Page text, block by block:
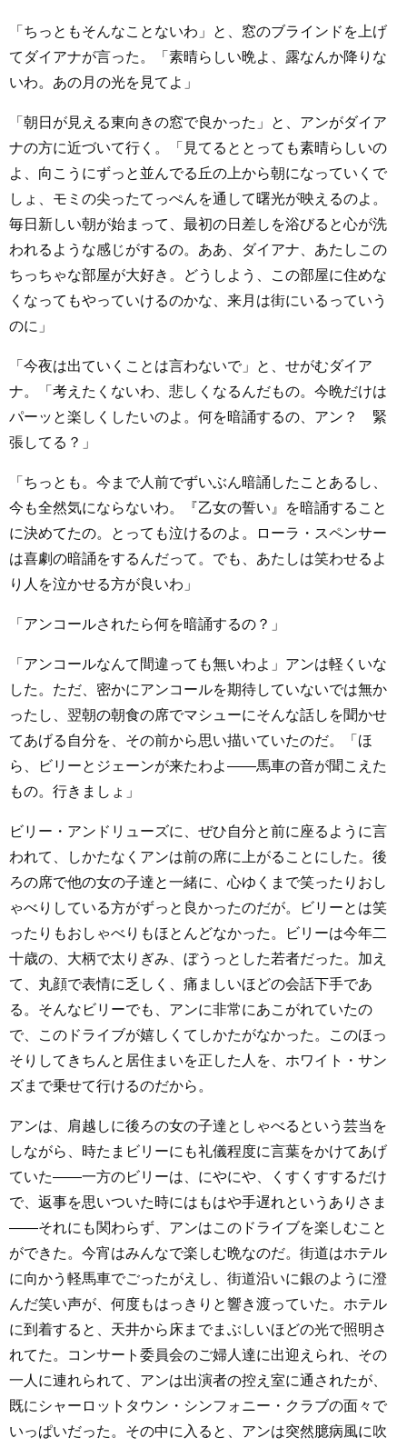
「ちっともそんなことないわ」と、窓のブラインドを上げ
てダイアナが言った。「素晴らしい晩よ、露なんか降りな
いわ。あの月の光を見てよ」
「朝日が見える東向きの窓で良かった」と、アンがダイア
ナの方に近づいて行く。「見てるととっても素晴らしいの
よ、向こうにずっと並んでる丘の上から朝になっていくで
しょ、モミの尖ったてっぺんを通して曙光が映えるのよ。
毎日新しい朝が始まって、最初の日差しを浴びると心が洗
われるような感じがするの。ああ、ダイアナ、あたしこの
ちっちゃな部屋が大好き。どうしよう、この部屋に住めな
くなってもやっていけるのかな、来月は街にいるっていう
のに」
「今夜は出ていくことは言わないで」と、せがむダイア
ナ。「考えたくないわ、悲しくなるんだもの。今晩だけは
パーッと楽しくしたいのよ。何を暗誦するの、アン？ 緊
張してる？」
「ちっとも。今まで人前でずいぶん暗誦したことあるし、
今も全然気にならないわ。『乙女の誓い』を暗誦すること
に決めてたの。とっても泣けるのよ。ローラ・スペンサー
は喜劇の暗誦をするんだって。でも、あたしは笑わせるよ
り人を泣かせる方が良いわ」
「アンコールされたら何を暗誦するの？」
「アンコールなんて間違っても無いわよ」アンは軽くいな
した。ただ、密かにアンコールを期待していないでは無か
ったし、翌朝の朝食の席でマシューにそんな話しを聞かせ
てあげる自分を、その前から思い描いていたのだ。「ほ
ら、ビリーとジェーンが来たわよ――馬車の音が聞こえた
もの。行きましょ」
ビリー・アンドリューズに、ぜひ自分と前に座るように言
われて、しかたなくアンは前の席に上がることにした。後
ろの席で他の女の子達と一緒に、心ゆくまで笑ったりおし
ゃべりしている方がずっと良かったのだが。ビリーとは笑
ったりもおしゃべりもほとんどなかった。ビリーは今年二
十歳の、大柄で太りぎみ、ぼうっとした若者だった。加え
て、丸顔で表情に乏しく、痛ましいほどの会話下手であ
る。そんなビリーでも、アンに非常にあこがれていたの
で、このドライブが嬉しくてしかたがなかった。このほっ
そりしてきちんと居住まいを正した人を、ホワイト・サン
ズまで乗せて行けるのだから。
アンは、肩越しに後ろの女の子達としゃべるという芸当を
しながら、時たまビリーにも礼儀程度に言葉をかけてあげ
ていた――一方のビリーは、にやにや、くすくすするだけ
で、返事を思いついた時にはもはや手遅れというありさま
――それにも関わらず、アンはこのドライブを楽しむこと
ができた。今宵はみんなで楽しむ晩なのだ。街道はホテル
に向かう軽馬車でごったがえし、街道沿いに銀のように澄
んだ笑い声が、何度もはっきりと響き渡っていた。ホテル
に到着すると、天井から床までまぶしいほどの光で照明さ
れてた。コンサート委員会のご婦人達に出迎えられ、その
一人に連れられて、アンは出演者の控え室に通されたが、
既にシャーロットタウン・シンフォニー・クラブの面々で
いっぱいだった。その中に入ると、アンは突然臆病風に吹